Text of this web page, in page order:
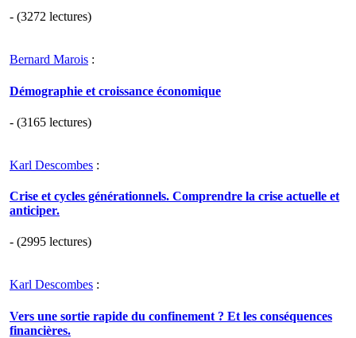
- (3272 lectures)
Bernard Marois :
Démographie et croissance économique
- (3165 lectures)
Karl Descombes :
Crise et cycles générationnels. Comprendre la crise actuelle et
anticiper.
- (2995 lectures)
Karl Descombes :
Vers une sortie rapide du confinement ? Et les conséquences
financières.